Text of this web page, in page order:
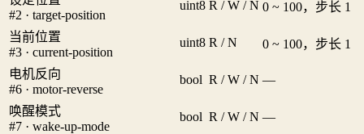
#2 · target-position
uint8 R / W / N 0 ~ 100，步长 1
当前位置
#3 · current-position
uint8 R / N 0 ~ 100，步长 1
电机反向
#6 · motor-reverse
bool R / W / N —
唤醒模式
#7 · wake-up-mode
bool R / W / N —